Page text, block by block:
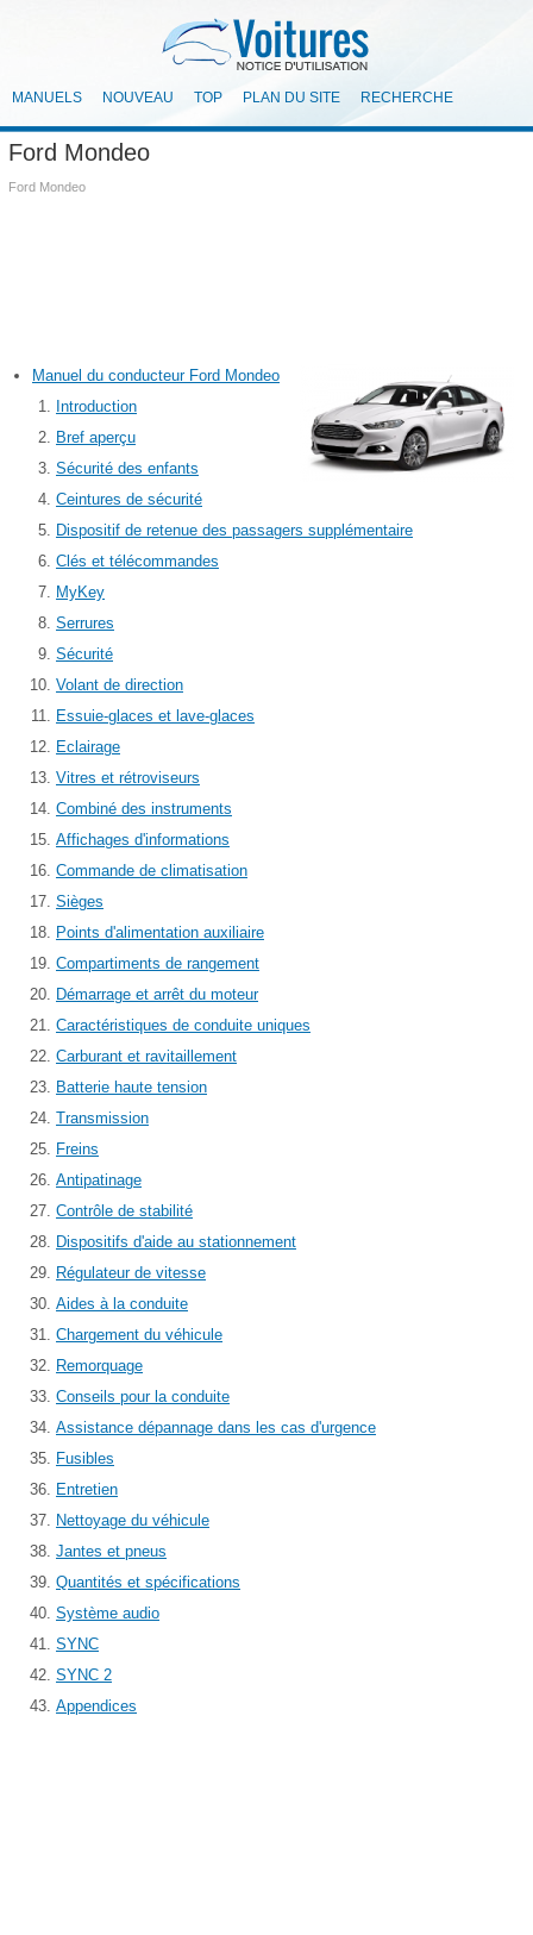
MANUELS NOUVEAU TOP PLAN DU SITE RECHERCHE
Ford Mondeo
Ford Mondeo
Manuel du conducteur Ford Mondeo
Introduction
Bref aperçu
Sécurité des enfants
Ceintures de sécurité
Dispositif de retenue des passagers supplémentaire
Clés et télécommandes
MyKey
Serrures
Sécurité
Volant de direction
Essuie-glaces et lave-glaces
Eclairage
Vitres et rétroviseurs
Combiné des instruments
Affichages d'informations
Commande de climatisation
Sièges
Points d'alimentation auxiliaire
Compartiments de rangement
Démarrage et arrêt du moteur
Caractéristiques de conduite uniques
Carburant et ravitaillement
Batterie haute tension
Transmission
Freins
Antipatinage
Contrôle de stabilité
Dispositifs d'aide au stationnement
Régulateur de vitesse
Aides à la conduite
Chargement du véhicule
Remorquage
Conseils pour la conduite
Assistance dépannage dans les cas d'urgence
Fusibles
Entretien
Nettoyage du véhicule
Jantes et pneus
Quantités et spécifications
Système audio
SYNC
SYNC 2
Appendices